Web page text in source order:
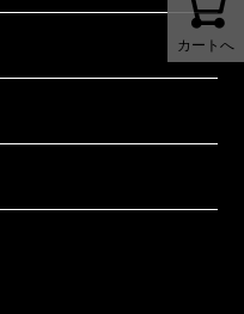
カートへ